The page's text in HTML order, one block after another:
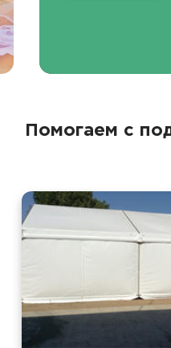
Помогаем с